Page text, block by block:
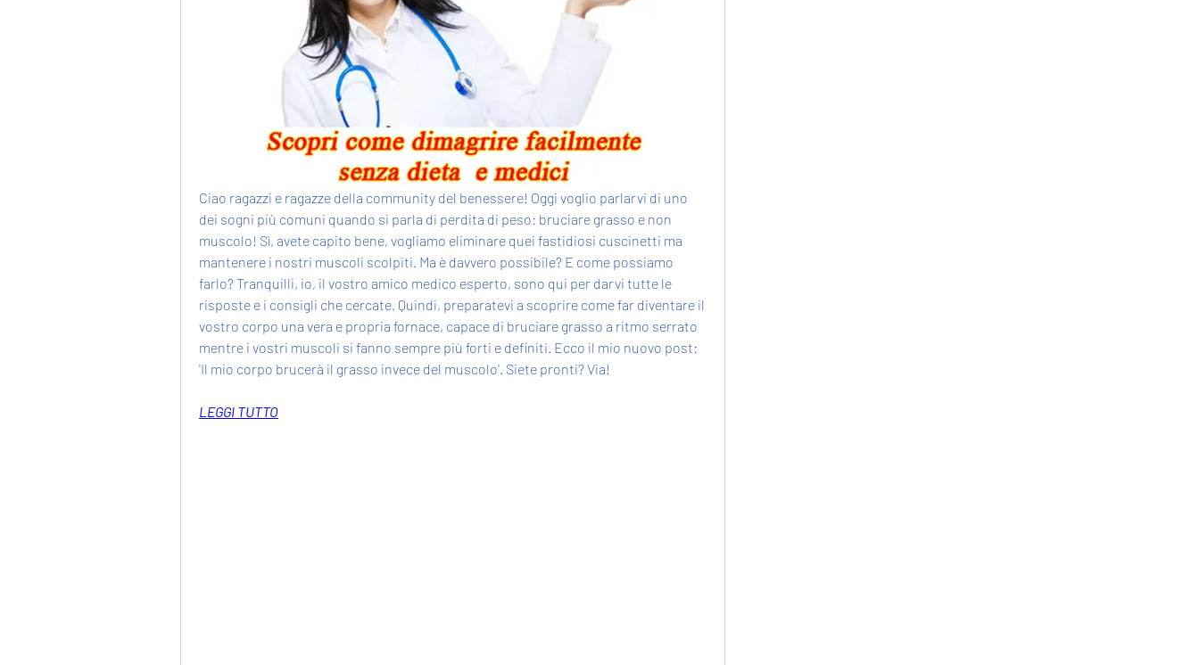
Ciao ragazzi e ragazze della community del benessere! Oggi voglio parlarvi di uno
dei sogni più comuni quando si parla di perdita di peso: bruciare grasso e non
muscolo! Sì, avete capito bene, vogliamo eliminare quei fastidiosi cuscinetti ma
mantenere i nostri muscoli scolpiti. Ma è davvero possibile? E come possiamo
farlo? Tranquilli, io, il vostro amico medico esperto, sono qui per darvi tutte le
risposte e i consigli che cercate. Quindi, preparatevi a scoprire come far diventare il
vostro corpo una vera e propria fornace, capace di bruciare grasso a ritmo serrato
mentre i vostri muscoli si fanno sempre più forti e definiti. Ecco il mio nuovo post:
'Il mio corpo brucerà il grasso invece del muscolo'. Siete pronti? Via!
LEGGI TUTTO